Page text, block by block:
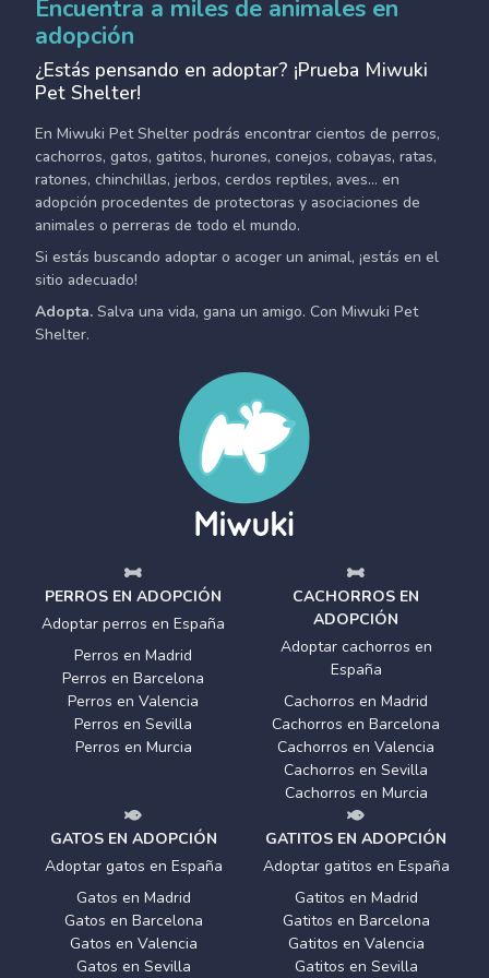
Encuentra a miles de animales en
adopción
¿Estás pensando en adoptar? ¡Prueba Miwuki
Pet Shelter!
En Miwuki Pet Shelter podrás encontrar cientos de perros,
cachorros, gatos, gatitos, hurones, conejos, cobayas, ratas,
ratones, chinchillas, jerbos, cerdos reptiles, aves... en
adopción procedentes de protectoras y asociaciones de
animales o perreras de todo el mundo.
Si estás buscando adoptar o acoger un animal, ¡estás en el
sitio adecuado!
Adopta. Salva una vida, gana un amigo. Con Miwuki Pet
Shelter.
PERROS EN ADOPCIÓN
Adoptar perros en España
Perros en Madrid
Perros en Barcelona
Perros en Valencia
Perros en Sevilla
Perros en Murcia
CACHORROS EN
ADOPCIÓN
Adoptar cachorros en
España
Cachorros en Madrid
Cachorros en Barcelona
Cachorros en Valencia
Cachorros en Sevilla
Cachorros en Murcia
GATOS EN ADOPCIÓN
Adoptar gatos en España
Gatos en Madrid
Gatos en Barcelona
Gatos en Valencia
Gatos en Sevilla
GATITOS EN ADOPCIÓN
Adoptar gatitos en España
Gatitos en Madrid
Gatitos en Barcelona
Gatitos en Valencia
Gatitos en Sevilla